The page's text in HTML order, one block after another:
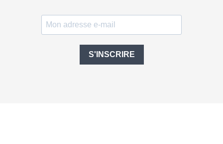
S'INSCRIRE